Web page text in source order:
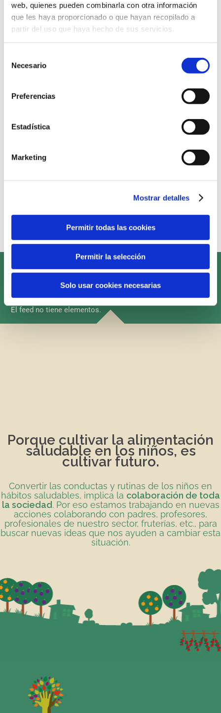
web, quienes pueden combinarla con otra información
que les haya proporcionado o que hayan recopilado a
partir del uso que haya hecho de sus servicios.
Necesario
Preferencias
Estadística
Marketing
Mostrar detalles
Permitir todas las cookies
Permitir la selección
Solo usar cookies necesarias
Formamos parte de sus órganos directivos
fomentar la alimentación saludable
Realizamos reparto de fruta pelada en
deportistas, tanto niños como adultos, a
eventos deportivos.
conócenosmás
El feed no tiene elementos.
Porque cultivar la alimentación
saludable en los niños, es
cultivar futuro.
Convertir las conductas y rutinas de los niños en
hábitos saludables, implica la colaboración de toda
la sociedad. Por eso estamos trabajando en nuevas
acciones colaborando con padres, profesores,
profesionales de nuestro sector, fruterías, etc., para
buscar nuevas ideas que nos ayuden a cambiar esta
situación.